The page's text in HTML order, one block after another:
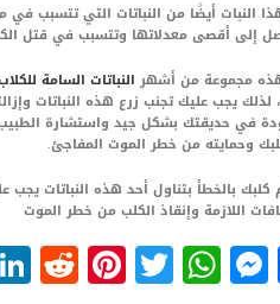
النبات أيضًا من النباتات التي تتسبب
إلى أقصى معدلاتها وتتسبب في قتل
مجموعة من أشهر النباتات السامة
لذلك يجب عليك تجنب زرع هذه النباتات
في حديقتك بشكل جيد واستشارة الطبيب
وحمايته من خطر الموت المفاجئ.
كلبك بالخطأ بتناول أحد هذه النباتات
اللازمة وإنقاذ الكلب من خطر الموت
Facebook
Messenger
WhatsApp
Twitter